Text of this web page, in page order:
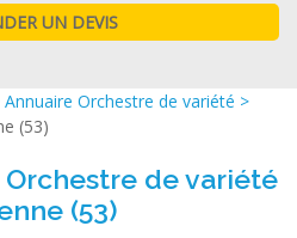
Annuaire Orchestre de variété >
(53)
de variété
(53)